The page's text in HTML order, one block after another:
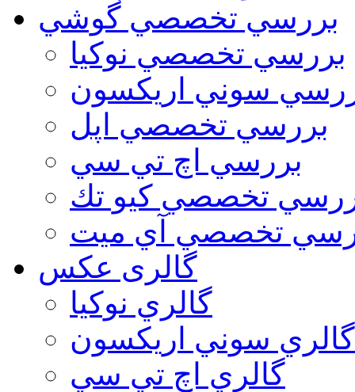
بررسي تخصصي گوشي
بررسي تخصصي نوكيا
سوني اريكسون
بررسي تخصصي اپل
بررسي اچ تي سي
تخصصي كيو تك
تخصصي آي ميت
گالری عکس
گالري نوكيا
گالري سوني اريكسون
گالري اچ تي سي